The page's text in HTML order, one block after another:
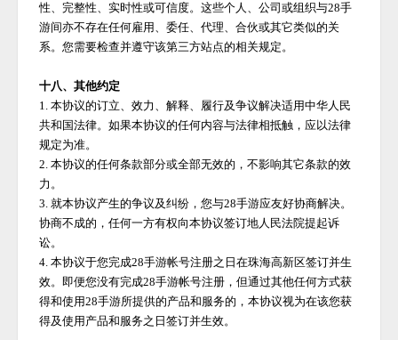
性、完整性、实时性或可信度。这些个人、公司或组织与28手
游间亦不存在任何雇用、委任、代理、合伙或其它类似的关
系。您需要检查并遵守该第三方站点的相关规定。
十八、其他约定
1. 本协议的订立、效力、解释、履行及争议解决适用中华人民
共和国法律。如果本协议的任何内容与法律相抵触，应以法律
规定为准。
2. 本协议的任何条款部分或全部无效的，不影响其它条款的效
力。
3. 就本协议产生的争议及纠纷，您与28手游应友好协商解决。
协商不成的，任何一方有权向本协议签订地人民法院提起诉
讼。
4. 本协议于您完成28手游帐号注册之日在珠海高新区签订并生
效。即便您没有完成28手游帐号注册，但通过其他任何方式获
得和使用28手游所提供的产品和服务的，本协议视为在该您获
得及使用产品和服务之日签订并生效。